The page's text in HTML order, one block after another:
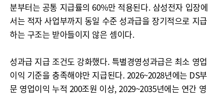
분부터는 공통 지급률의 60%만 적용된다. 삼성전자 입장에
서는 적자 사업부까지 동일 수준 성과급을 장기적으로 지급
하는 구조는 받아들이지 않은 셈이다.
성과급 지급 조건도 강화했다. 특별경영성과급은 최소 영업
이익 기준을 충족해야만 지급된다. 2026~2028년에는 DS부
문 영업이익 누적 200조원 이상, 2029~2035년에는 연간 영